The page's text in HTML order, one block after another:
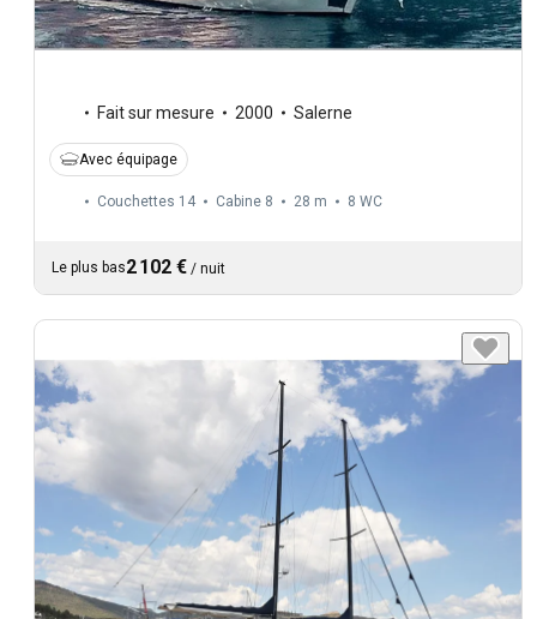
Fait sur mesure 2000 Salerne
Avec équipage
Couchettes 14 Cabine 8 28 m 8 WC
Le plus bas2 102 € / nuit